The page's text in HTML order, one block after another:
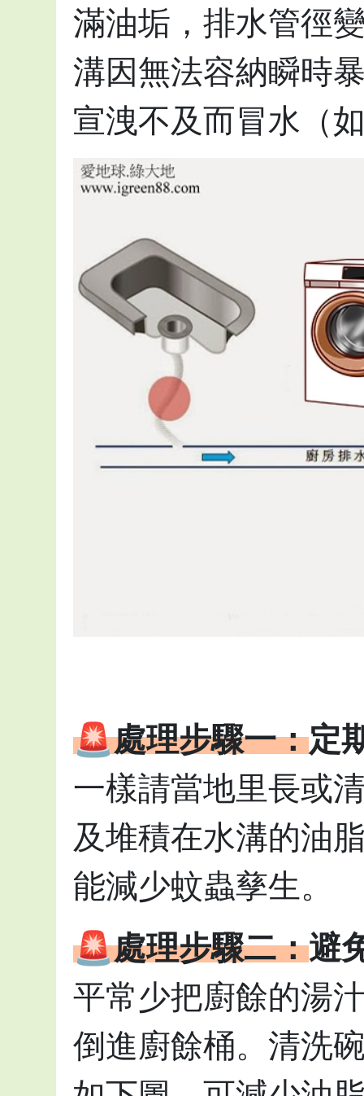
滿油垢，排水管徑
溝因無法容納瞬時
宣洩不及而冒水（
🚨處理步驟一：定
一樣請當地里長或
及堆積在水溝的油
能減少蚊蟲孳生。
🚨處理步驟二：避
平常少把廚餘的湯
倒進廚餘桶。清洗